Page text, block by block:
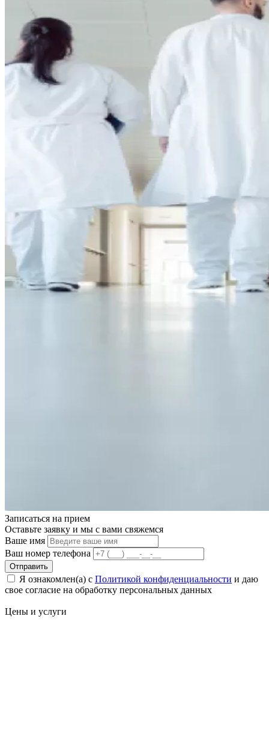
Записаться на прием
Оставьте заявку и мы с вами свяжемся
Ваше имя
Ваш номер телефона
Отправить
Я ознакомлен(а) с Политикой конфиденциальности и даю
свое cогласие на обработку персональных данных
Цены и услуги